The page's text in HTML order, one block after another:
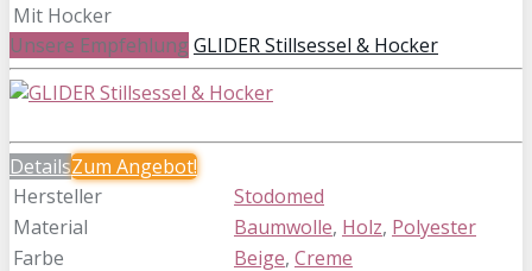
Mit Hocker
Unsere Empfehlung GLIDER Stillsessel & Hocker
DetailsZum Angebot!
Hersteller
Stodomed
Material
Baumwolle, Holz, Polyester
Farbe
Beige, Creme